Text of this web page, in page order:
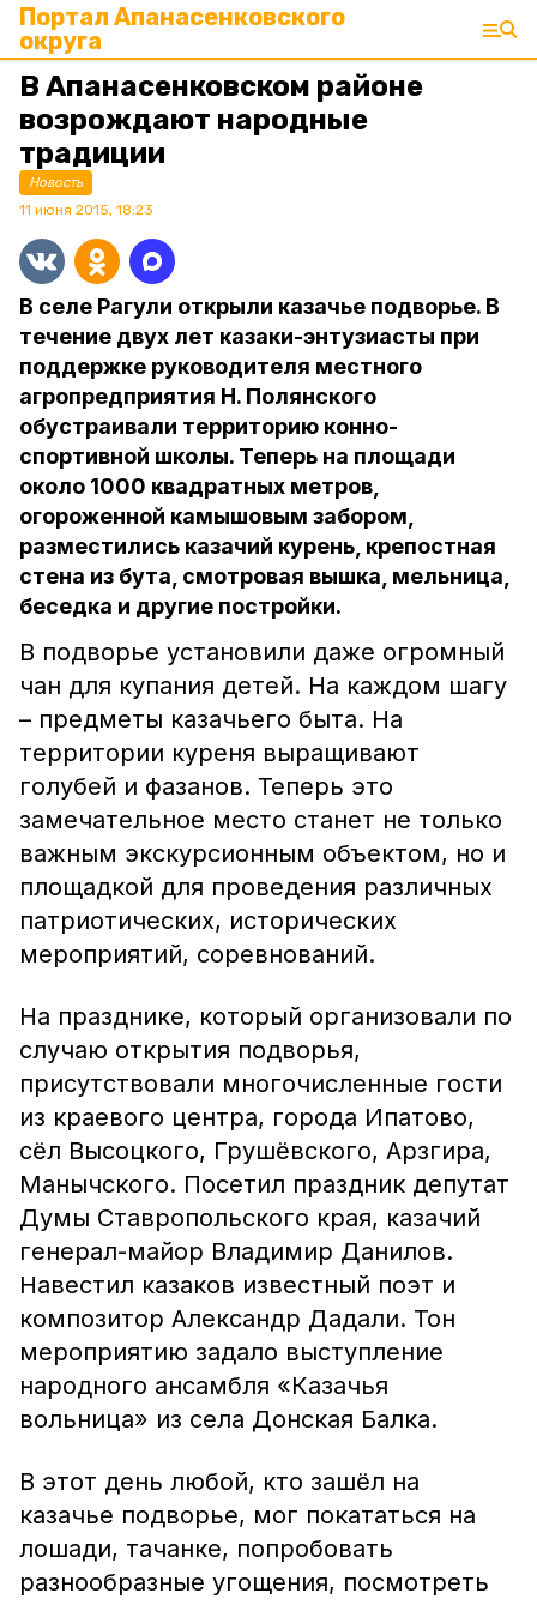
Портал Апанасенковского
округа
В Апанасенковском районе
возрождают народные
традиции
Новость
11 июня 2015, 18:23
В селе Рагули открыли казачье подворье. В
течение двух лет казаки-энтузиасты при
поддержке руководителя местного
агропредприятия Н. Полянского
обустраивали территорию конно-
спортивной школы. Теперь на площади
около 1000 квадратных метров,
огороженной камышовым забором,
разместились казачий курень, крепостная
стена из бута, смотровая вышка, мельница,
беседка и другие постройки.
В подворье установили даже огромный
чан для купания детей. На каждом шагу
– предметы казачьего быта. На
территории куреня выращивают
голубей и фазанов. Теперь это
замечательное место станет не только
важным экскурсионным объектом, но и
площадкой для проведения различных
патриотических, исторических
мероприятий, соревнований.
На празднике, который организовали по
случаю открытия подворья,
присутствовали многочисленные гости
из краевого центра, города Ипатово,
сёл Высоцкого, Грушёвского, Арзгира,
Манычского. Посетил праздник депутат
Думы Ставропольского края, казачий
генерал-майор Владимир Данилов.
Навестил казаков известный поэт и
композитор Александр Дадали. Тон
мероприятию задало выступление
народного ансамбля «Казачья
вольница» из села Донская Балка.
В этот день любой, кто зашёл на
казачье подворье, мог покататься на
лошади, тачанке, попробовать
разнообразные угощения, посмотреть